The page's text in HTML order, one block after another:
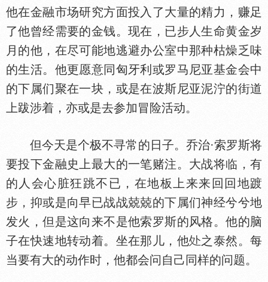
他在金融市场研究方面投入了大量的精力，赚足
了他曾经需要的金钱。现在，已步人生命黄金岁
月的他，在尽可能地逃避办公室中那种枯燥乏味
的生活。他更愿意同匈牙利或罗马尼亚基金会中
的下属们聚在一块，或是在波斯尼亚泥泞的街道
上跋涉着，亦或是去参加冒险活动。
但今天是个极不寻常的日子。乔治·索罗斯将
要投下金融史上最大的一笔赌注。大战将临，有
的人会心脏狂跳不已，在地板上来来回回地踱
步，抑或是向早已战战兢兢的下属们神经兮兮地
发火，但是这向来不是他索罗斯的风格。他的脑
子在快速地转动着。坐在那儿，他
之泰然。每
当要有大的动作时，他都会问自己同样的问题。